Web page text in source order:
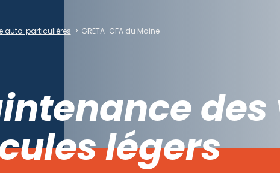
auto. particulières > GRETA-CFA du Maine
légers